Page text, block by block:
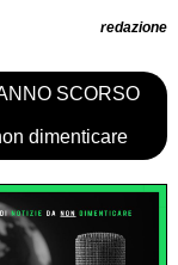
redazione
SCORSO
dimenticare